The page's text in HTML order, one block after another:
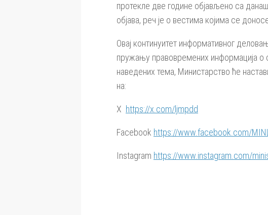
протекле две године објављено са
објава, реч је о вестима којима се
Овај континуитет информативног
пружању правовремених информација
наведених тема, Министарство ће
на:
X https://x.com/ljmpdd
Facebook https://www.facebook.com/
Instagram https://www.instagram.com/